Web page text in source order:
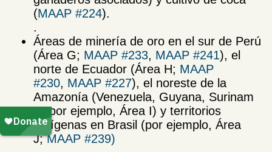
(MAAP #224).
.
Áreas de minería de oro en el sur de Perú
(Área G; MAAP #233, MAAP #241), el
norte de Ecuador (Área H; MAAP
#230, MAAP #227), el noreste de la
Amazonía (Venezuela, Guyana, Surinam
— por ejemplo, Área I) y territorios
Indígenas en Brasil (por ejemplo, Área
J;MAAP #239)